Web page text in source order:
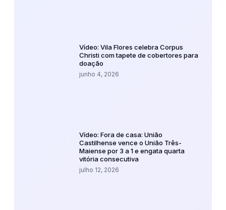
Vídeo: Vila Flores celebra Corpus
Christi com tapete de cobertores para
doação
junho 4, 2026
Vídeo: Fora de casa: União
Castilhense vence o União Três-
Maiense por 3 a 1 e engata quarta
vitória consecutiva
julho 12, 2026